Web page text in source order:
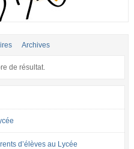
Archives
de résultat.
d’élèves au Lycée